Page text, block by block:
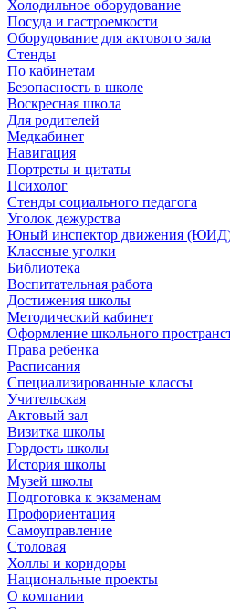
Холодильное оборудование
Посуда и гастроемкости
Оборудование для актового зала
Стенды
По кабинетам
Безопасность в школе
Воскресная школа
Для родителей
Медкабинет
Навигация
Портреты и цитаты
Психолог
Стенды социального педагога
Уголок дежурства
Юный инспектор движения
Классные уголки
Библиотека
Воспитательная работа
Достижения школы
Методический кабинет
Оформление школьного
Права ребенка
Расписания
Специализированные классы
Учительская
Актовый зал
Визитка школы
Гордость школы
История школы
Музей школы
Подготовка к экзаменам
Профориентация
Самоуправление
Столовая
Холлы и коридоры
Национальные проекты
О компании